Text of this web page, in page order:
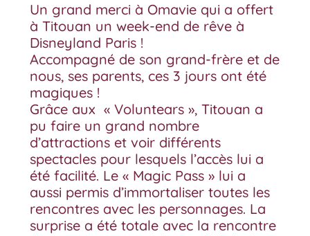
Un grand merci à Omavie qui a offert
à Titouan un week-end de rêve à
Disneyland Paris !
Accompagné de son grand-frère et de
nous, ses parents, ces 3 jours ont été
magiques !
Grâce aux « Voluntears », Titouan a
pu faire un grand nombre
d’attractions et voir différents
spectacles pour lesquels l’accès lui a
été facilité. Le « Magic Pass » lui a
aussi permis d’immortaliser toutes les
rencontres avec les personnages. La
surprise a été totale avec la rencontre